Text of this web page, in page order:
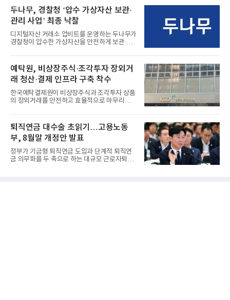
두나무, 경찰청 ‘압수 가상자산 보관·
관리 사업’ 최종 낙찰
디지털자산 거래소 업비트를 운영하는 두나무가
경찰청이 압수한 가상자산을 안전하게 보관·관
예탁원, 비상장주식·조각투자 장외거
래 청산·결제 인프라 구축 착수
한국예탁결제원이 비상장주식과 조각투자 상품
의 장외거래를 안전하고 효율적으로 마무리하기
퇴직연금 대수술 초읽기…고용노동
부, 8월말 개정안 발표
정부가 기금형 퇴직연금 도입과 단계적 퇴직연
금 의무화를 두 축으로 하는 대규모 근로자퇴직